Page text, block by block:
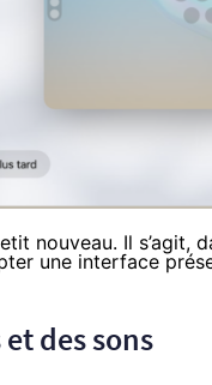
nouveau. Il s’agit,
une interface
et des sons